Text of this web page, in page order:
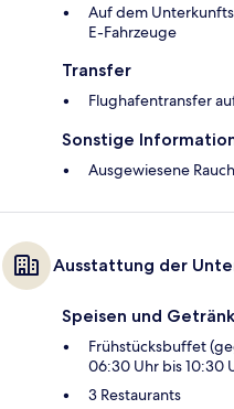
Auf dem
E-Fahrzeuge
Transfer
Flughafentransfer
Sonstige
Ausgewiesene
Ausstattung der
Speisen und
Frühstücksbuffet
06:30 Uhr bis 10:30
3 Restaurants